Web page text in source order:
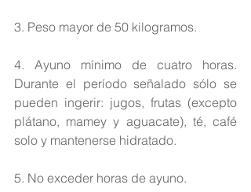
3. Peso mayor de 50 kilogramos.
4. Ayuno mínimo de cuatro horas.
Durante el período señalado sólo se
pueden ingerir: jugos, frutas (excepto
plátano, mamey y aguacate), té, café
solo y mantenerse hidratado.
5. No exceder horas de ayuno.